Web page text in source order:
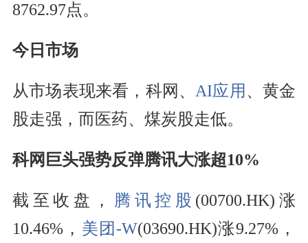
8762.97点。
今日市场
从市场表现来看，科网、 AI应用 、黄金
股走强，而医药、煤炭股走低。
科网巨头强势反弹腾讯大涨超10%
截至收盘， 腾讯控股 (00700.HK)涨
10.46%， 美团-W(03690.HK)涨9.27%，